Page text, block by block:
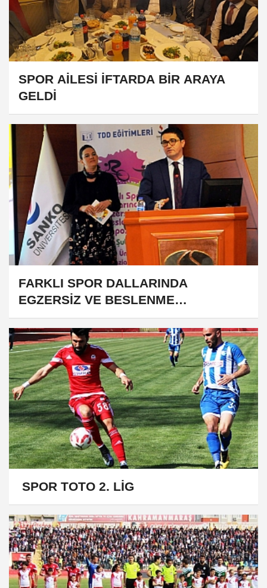
SPOR AİLESİ İFTARDA BİR ARAYA
GELDİ
FARKLI SPOR DALLARINDA
EGZERSİZ VE BESLENME
SEMPOZYUMU
SPOR TOTO 2. LİG